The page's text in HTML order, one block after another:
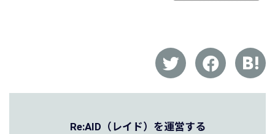
Re:AID（レイド）を運営する